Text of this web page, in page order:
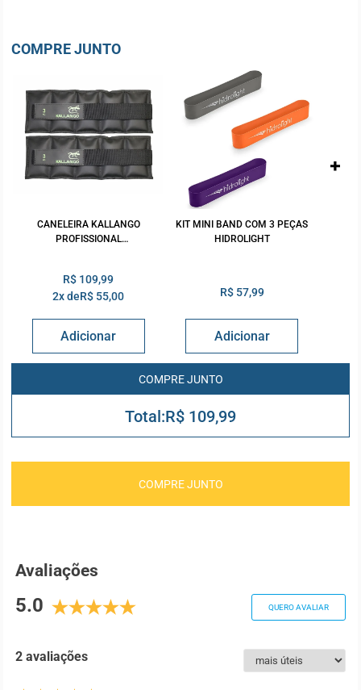
COMPRE JUNTO
CANELEIRA KALLANGO
PROFISSIONAL
R$ 109,99
2x deR$ 55,00
KIT MINI BAND COM 3 PEÇAS
HIDROLIGHT
R$ 57,99
R$ 109,99
COMPRE JUNTO
Avaliações
5.0 QUERO AVALIAR
2 avaliações